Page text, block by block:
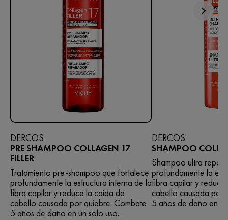
DERCOS
PRE SHAMPOO COLLAGEN 17
FILLER
Tratamiento pre-shampoo que fortalece
profundamente la estructura interna de la
fibra capilar y reduce la caída de
cabello causada por quiebre. Combate
5 años de daño en un solo uso.
DERCOS
SHAMPOO
Shampoo ultra
profundamente la
fibra capilar y
cabello causada por
5 años de daño en